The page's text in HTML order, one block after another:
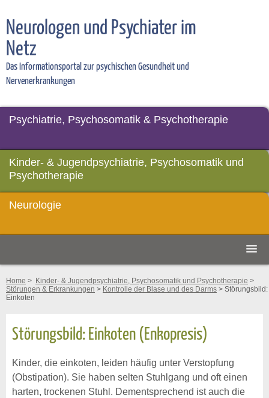
Neurologen und Psychiater im
Netz
Das Informationsportal zur psychischen Gesundheit und
Nervenerkrankungen
Psychiatrie, Psychosomatik & Psychotherapie
Kinder- & Jugendpsychiatrie, Psychosomatik und
Psychotherapie
Neurologie
Home > Kinder- & Jugendpsychiatrie, Psychosomatik und Psychotherapie >
Störungen & Erkrankungen > Kontrolle der Blase und des Darms > Störungsbild:
Einkoten
Störungsbild: Einkoten (Enkopresis)
Kinder, die einkoten, leiden häufig unter Verstopfung
(Obstipation). Sie haben selten Stuhlgang und oft einen
harten, trockenen Stuhl. Dementsprechend ist auch die